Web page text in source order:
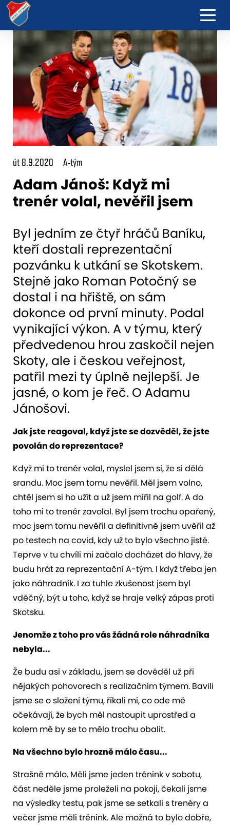
út 8.9.2020 A-tým
Adam Jánoš: Když mi
trenér volal, nevěřil jsem
Byl jedním ze čtyř hráčů Baníku,
kteří dostali reprezentační
pozvánku k utkání se Skotskem.
Stejně jako Roman Potočný se
dostal i na hřiště, on sám
dokonce od první minuty. Podal
vynikající výkon. A v týmu, který
předvedenou hrou zaskočil nejen
Skoty, ale i českou veřejnost,
patřil mezi ty úplně nejlepší. Je
jasné, o kom je řeč. O Adamu
Jánošovi.
Jak jste reagoval, když jste se dozvěděl, že jste
povolán do reprezentace?
Když mi to trenér volal, myslel jsem si, že si dělá
srandu. Moc jsem tomu nevěřil. Měl jsem volno,
chtěl jsem si ho užít a už jsem mířil na golf. A do
toho mi to trenér zavolal. Byl jsem trochu opařený,
moc jsem tomu nevěřil a definitivně jsem uvěřil až
po testech na covid, kdy už to bylo všechno jisté.
Teprve v tu chvíli mi začalo docházet do hlavy, že
budu hrát za reprezentační A-tým. I když třeba jen
jako náhradník. I za tuhle zkušenost jsem byl
vděčný, být u toho, když se hraje velký zápas proti
Skotsku.
Jenomže z toho pro vás žádná role náhradníka
nebyla...
Že budu asi v základu, jsem se dověděl už při
nějakých pohovorech s realizačním týmem. Bavili
jsme se o složení týmu, říkali mi, co ode mě
očekávají, že bych měl nastoupit uprostřed a
kolem mě by se to mělo trochu obalit.
Na všechno bylo hrozně málo času...
Strašně málo. Měli jsme jeden trénink v sobotu,
část neděle jsme proleželi na pokoji, čekali jsme
na výsledky testu, pak jsme se setkali s trenéry a
večer jsme měli trénink. Ale možná to bylo dobře,